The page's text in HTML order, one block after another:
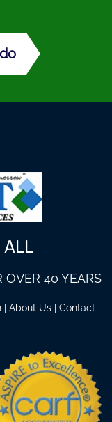
ALL
OVER 40 YEARS
About Us
Contact